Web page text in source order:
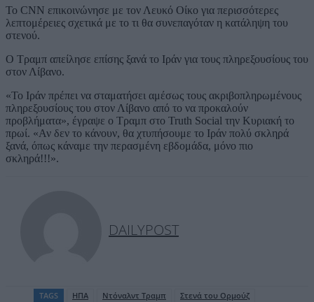
Το CNN επικοινώνησε με τον Λευκό Οίκο για περισσότερες
λεπτομέρειες σχετικά με το τι θα συνεπαγόταν η κατάληψη του
στενού.
Ο Τραμπ απείλησε επίσης ξανά το Ιράν για τους πληρεξουσίους του
στον Λίβανο.
«Το Ιράν πρέπει να σταματήσει αμέσως τους ακριβοπληρωμένους
πληρεξουσίους του στον Λίβανο από το να προκαλούν
προβλήματα», έγραψε ο Τραμπ στο Truth Social την Κυριακή το
πρωί. «Αν δεν το κάνουν, θα χτυπήσουμε το Ιράν πολύ σκληρά
ξανά, όπως κάναμε την περασμένη εβδομάδα, μόνο πιο
σκληρά!!!».
DAILYPOST
TAGS ΗΠΑ Ντόναλντ Τραμπ Στενά του Ορμούζ